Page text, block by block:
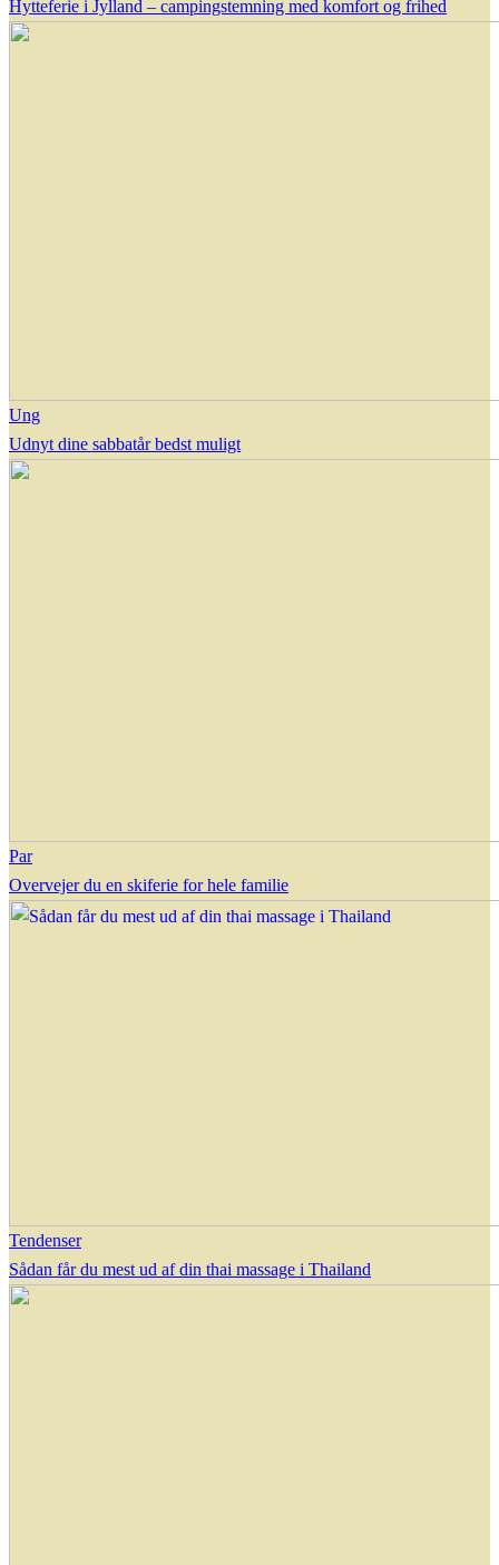
Hytteferie i Jylland – campingstemning med komfort og frihed
Ung
Udnyt dine sabbatår bedst muligt
Par
Overvejer du en skiferie for hele familie
Tendenser
Sådan får du mest ud af din thai massage i Thailand